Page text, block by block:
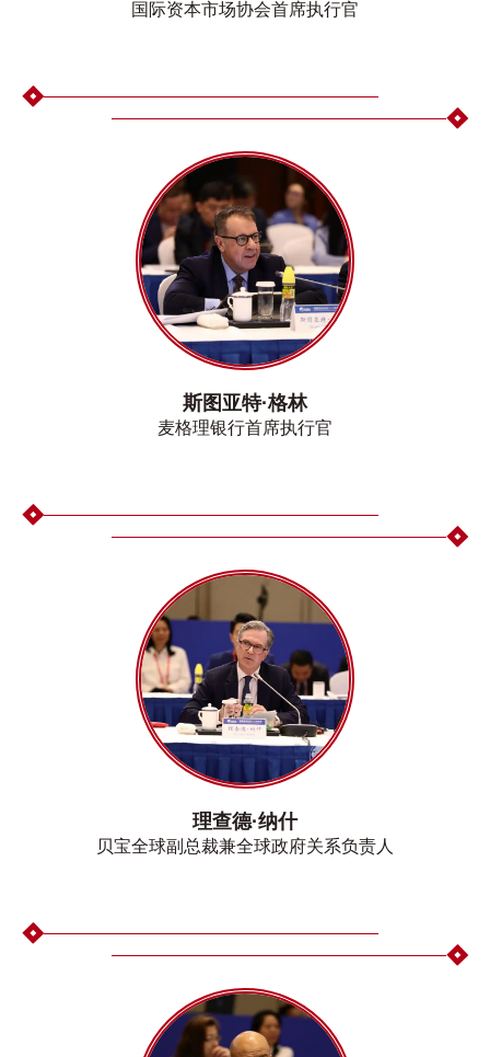
国际资本市场协会首席执行官
斯图亚特·格林
麦格理银行首席执行官
理查德·纳什
贝宝全球副总裁兼全球政府关系负责人